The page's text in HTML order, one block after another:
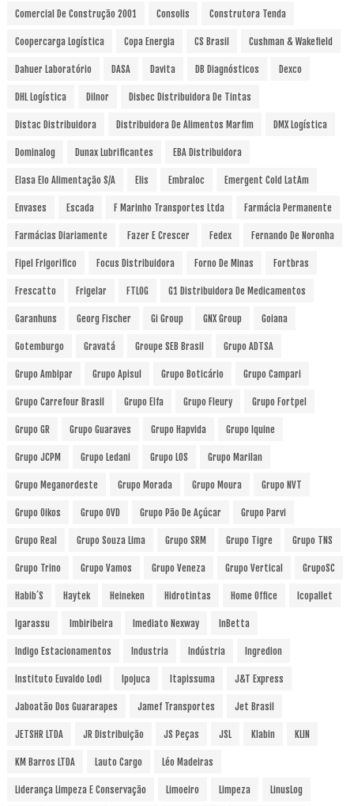
Comercial De Construção 2001 Consolis Construtora Tenda
Coopercarga Logística Copa Energia CS Brasil Cushman & Wakefield
Dahuer Laboratório DASA Davita DB Diagnósticos Dexco
DHL Logística Dilnor Disbec Distribuidora De Tintas
Distac Distribuidora Distribuidora De Alimentos Marfim DMX Logística
Dominalog Dunax Lubrificantes EBA Distribuidora
Elasa Elo Alimentação S/A Elis Embraloc Emergent Cold LatAm
Envases Escada F Marinho Transportes Ltda Farmácia Permanente
Farmácias Diariamente Fazer E Crescer Fedex Fernando De Noronha
Fipel Frigorifico Focus Distribuidora Forno De Minas Fortbras
Frescatto Frigelar FTLOG G1 Distribuidora De Medicamentos
Garanhuns Georg Fischer Gi Group GNX Group Goiana
Gotemburgo Gravatá Groupe SEB Brasil Grupo ADTSA
Grupo Ambipar Grupo Apisul Grupo Boticário Grupo Campari
Grupo Carrefour Brasil Grupo Elfa Grupo Fleury Grupo Fortpel
Grupo GR Grupo Guaraves Grupo Hapvida Grupo Iquine
Grupo JCPM Grupo Ledani Grupo LOS Grupo Marilan
Grupo Meganordeste Grupo Morada Grupo Moura Grupo NVT
Grupo Oikos Grupo OVD Grupo Pão De Açúcar Grupo Parvi
Grupo Real Grupo Souza Lima Grupo SRM Grupo Tigre Grupo TNS
Grupo Trino Grupo Vamos Grupo Veneza Grupo Vertical GrupoSC
Habib´s Haytek Heineken Hidrotintas Home Office Icopallet
Igarassu Imbiribeira Imediato Nexway InBetta
Indigo Estacionamentos Industria Indústria Ingredion
Instituto Euvaldo Lodi Ipojuca Itapissuma J&T Express
Jaboatão Dos Guararapes Jamef Transportes Jet Brasil
JETSHR LTDA JR Distribuição JS Peças JSL Klabin KLIN
KM Barros LTDA Lauto Cargo Léo Madeiras
Liderança Limpeza E Conservação Limoeiro Limpeza LinusLog